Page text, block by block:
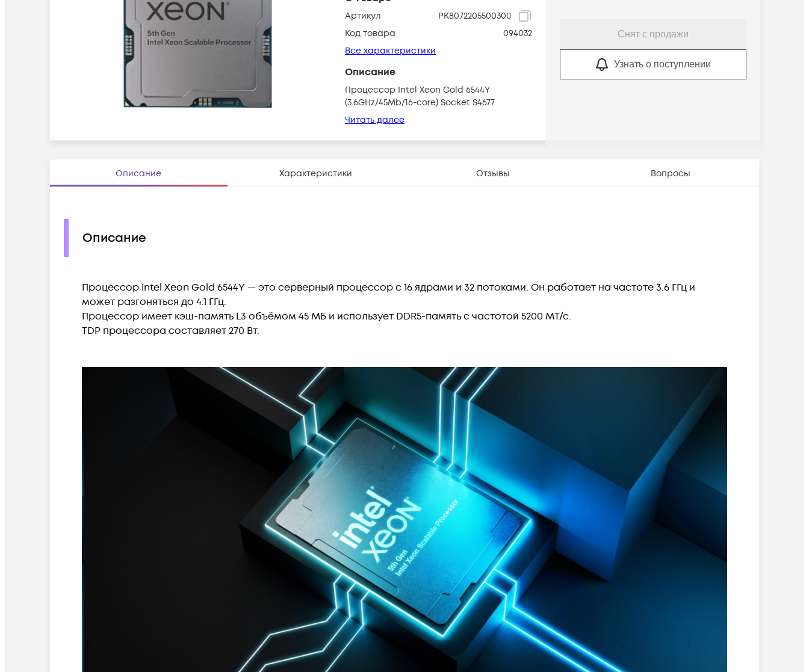
Артикул
PK8072205500300
Код товара
094032
Все характеристики
Описание
Процессор Intel Xeon Gold 6544Y
(3.6GHz/45Mb/16-core) Socket S4677
Читать далее
Снят с продажи
Узнать о поступлении
Описание Характеристики Отзывы Вопросы
Описание
Процессор Intel Xeon Gold 6544Y — это серверный процессор с 16 ядрами и 32 потоками. Он работает на частоте 3.6 ГГц и
может разгоняться до 4.1 ГГц.
Процессор имеет кэш-память L3 объёмом 45 МБ и использует DDR5-память с частотой 5200 МТ/с.
TDP процессора составляет 270 Вт.